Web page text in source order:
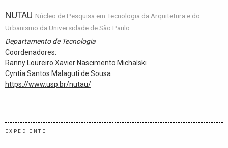
NUTAU Núcleo de Pesquisa em Tecnologia da Arquitetura e do
Urbanismo da Universidade de São Paulo.
Departamento de Tecnologia
Coordenadores:
Ranny Loureiro Xavier Nascimento Michalski
Cyntia Santos Malaguti de Sousa
https://www.usp.br/nutau/
EXPEDIENTE